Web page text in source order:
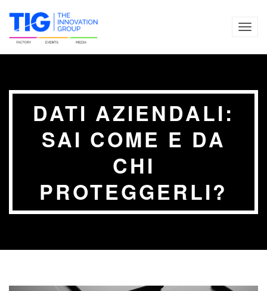
DATI AZIENDALI:
SAI COME E DA
CHI
PROTEGGERLI?